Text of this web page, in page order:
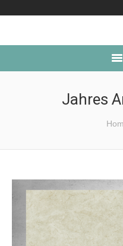
ANFAHRT
Jahres